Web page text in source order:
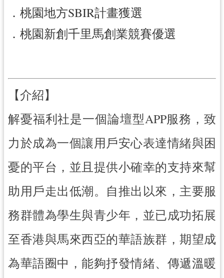
資
源
地
紹
相
連
政
府
資
訊
公
．桃園地方SBIR計畫獲選
．桃園新創千里馬創業競賽優選
【介紹】
解憂福利社是一個論壇型APP服務，致
力於成為一個讓用戶安心表達情緒與困
憂的平台，並且提供小確幸的支持來幫
助用戶走出低潮。自推出以來，主要服
務群體為學生與青少年，並已成功拓展
至香港與馬來西亞的華語族群，期望成
為華語圈中，能夠抒發情緒、傳遞溫暖